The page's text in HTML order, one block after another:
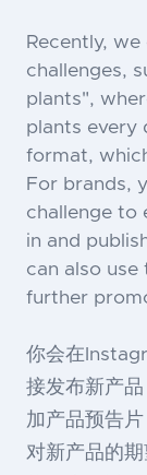
Recently,
challenges,
plants",
plants every
format,
For brands,
challenge to
in and
can also
further
你会在
接发布新产
加产品预告
对新产品的